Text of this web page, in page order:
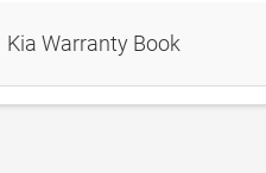
Kia Warranty Book